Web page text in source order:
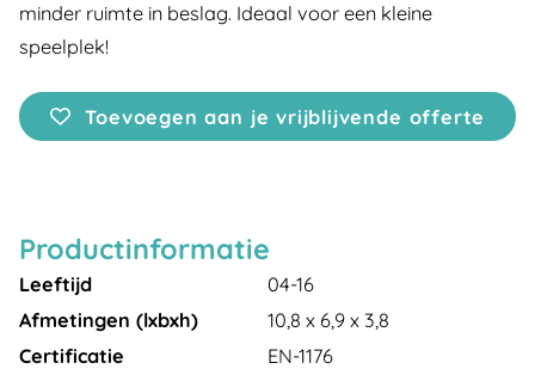
minder ruimte in beslag. Ideaal voor een kleine
speelplek!
Toevoegen aan je vrijblijvende offerte
Productinformatie
Leeftijd
04-16
Afmetingen (lxbxh)
10,8 x 6,9 x 3,8
Certificatie
EN-1176